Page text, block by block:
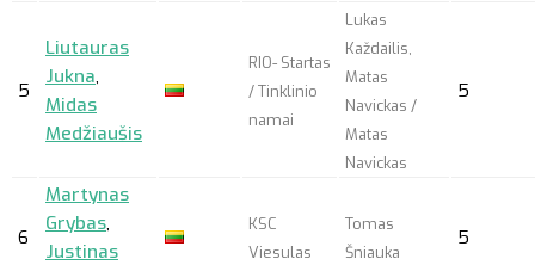
5
Liutauras
Jukna,
Midas
Medžiaušis
RIO- Startas
/ Tinklinio
namai
Lukas
Každailis,
Matas
Navickas /
Matas
Navickas
5
6
Martynas
Grybas,
Justinas
KSC
Viesulas
Tomas
Šniauka
5